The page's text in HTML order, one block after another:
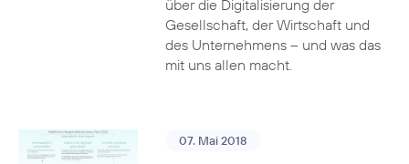
über die Digitalisierung der
Gesellschaft, der Wirtschaft und
des Unternehmens – und was das
mit uns allen macht.
07. Mai 2018